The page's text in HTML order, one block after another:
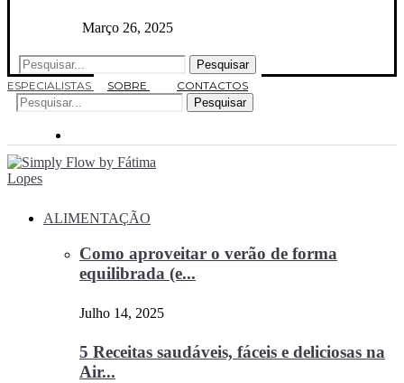
Março 26, 2025
Pesquisar
ESPECIALISTAS
SOBRE
CONTACTOS
Pesquisar
ALIMENTAÇÃO
Como aproveitar o verão de forma
equilibrada (e...
Julho 14, 2025
5 Receitas saudáveis, fáceis e deliciosas na
Air...